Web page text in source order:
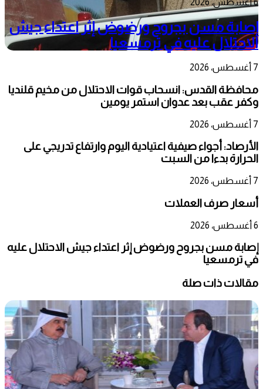
6 أغسطس، 2026
إصابة مسن بجروح ورضوض إثر اعتداء جيش
الاحتلال عليه في ترمسعيا
7 أغسطس، 2026
محافظة القدس: انسحاب قوات الاحتلال من مخيم قلنديا
وكفر عقب بعد عدوان استمر يومين
7 أغسطس، 2026
الأرصاد: أجواء صيفية اعتيادية اليوم وارتفاع تدريجي على
الحرارة بدءا من السبت
7 أغسطس، 2026
أسعار صرف العملات
6 أغسطس، 2026
إصابة مسن بجروح ورضوض إثر اعتداء جيش الاحتلال عليه
في ترمسعيا
مقالات ذات صلة